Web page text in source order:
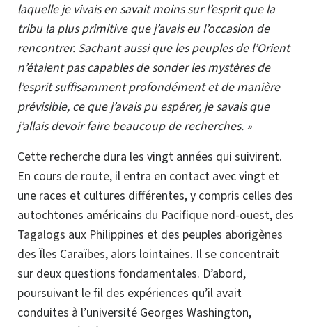
laquelle je vivais en savait moins sur l’esprit que la
tribu la plus primitive que j’avais eu l’occasion de
rencontrer. Sachant aussi que les peuples de l’Orient
n’étaient pas capables de sonder les mystères de
l’esprit suffisamment profondément et de manière
prévisible, ce que j’avais pu espérer, je savais que
j’allais devoir faire beaucoup de recherches. »
Cette recherche dura les vingt années qui suivirent.
En cours de route, il entra en contact avec vingt et
une races et cultures différentes, y compris celles des
autochtones américains du Pacifique nord-ouest, des
Tagalogs aux Philippines et des peuples aborigènes
des Îles Caraïbes, alors lointaines. Il se concentrait
sur deux questions fondamentales. D’abord,
poursuivant le fil des expériences qu’il avait
conduites à l’université Georges Washington,